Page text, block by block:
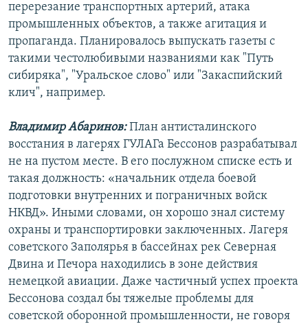
перерезание транспортных артерий, атака
промышленных объектов, а также агитация и
пропаганда. Планировалось выпускать газеты с
такими честолюбивыми названиями как "Путь
сибиряка", "Уральское слово" или "Закаспийский
клич", например.
Владимир Абаринов:План антисталинского
восстания в лагерях ГУЛАГа Бессонов разрабатывал
не на пустом месте. В его послужном списке есть и
такая должность: «начальник отдела боевой
подготовки внутренних и пограничных войск
НКВД». Иными словами, он хорошо знал систему
охраны и транспортировки заключенных. Лагеря
советского Заполярья в бассейнах рек Северная
Двина и Печора находились в зоне действия
немецкой авиации. Даже частичный успех проекта
Бессонова создал бы тяжелые проблемы для
советской оборонной промышленности, не говоря